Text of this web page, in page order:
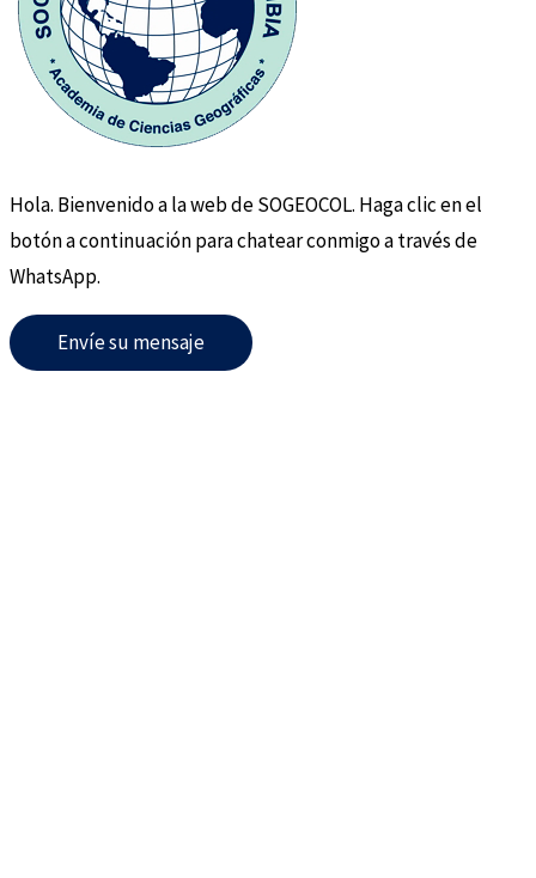
Hola. Bienvenido a la web de SOGEOCOL. Haga clic en el
botón a continuación para chatear conmigo a través de
WhatsApp.
Envíe su mensaje